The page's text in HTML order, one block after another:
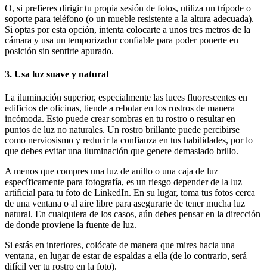
O, si prefieres dirigir tu propia sesión de fotos, utiliza un trípode o
soporte para teléfono (o un mueble resistente a la altura adecuada).
Si optas por esta opción, intenta colocarte a unos tres metros de la
cámara y usa un temporizador confiable para poder ponerte en
posición sin sentirte apurado.
3. Usa luz suave y natural
La iluminación superior, especialmente las luces fluorescentes en
edificios de oficinas, tiende a rebotar en los rostros de manera
incómoda. Esto puede crear sombras en tu rostro o resultar en
puntos de luz no naturales. Un rostro brillante puede percibirse
como nerviosismo y reducir la confianza en tus habilidades, por lo
que debes evitar una iluminación que genere demasiado brillo.
A menos que compres una luz de anillo o una caja de luz
específicamente para fotografía, es un riesgo depender de la luz
artificial para tu foto de LinkedIn. En su lugar, toma tus fotos cerca
de una ventana o al aire libre para asegurarte de tener mucha luz
natural. En cualquiera de los casos, aún debes pensar en la dirección
de donde proviene la fuente de luz.
Si estás en interiores, colócate de manera que mires hacia una
ventana, en lugar de estar de espaldas a ella (de lo contrario, será
difícil ver tu rostro en la foto).